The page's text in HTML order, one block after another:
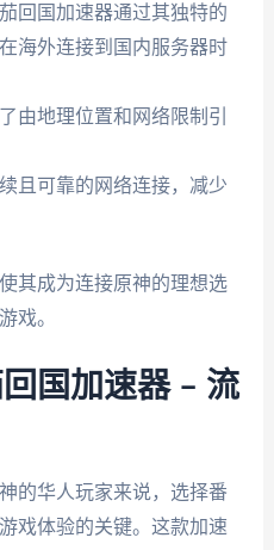
回国加速器通过其独特的
海外连接到国内服务器时
由地理位置和网络限制引
且可靠的网络连接，减少
其成为连接原神的理想选
戏。
国加速器 – 流
的华人玩家来说，选择番
戏体验的关键。这款加速